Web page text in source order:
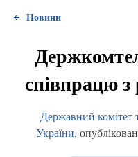
Новини
співпрацю з
Державний комітет
України,